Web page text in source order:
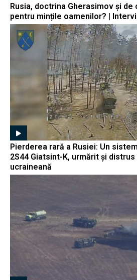
Rusia, doctrina Gherasimov și
pentru mințile oamenilor? |
Pierderea rară a Rusiei: Un
2S44 Giatsint-K, urmărit și distrus
ucraineană